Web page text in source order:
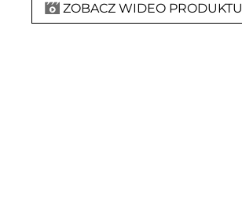
ZOBACZ WIDEO PRODUKTU